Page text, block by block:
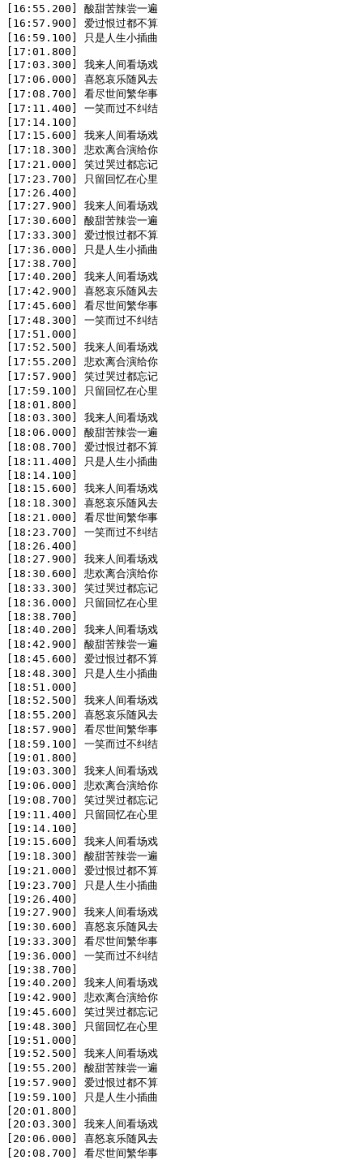
[16:55.200] 酸甜苦辣尝一遍
[16:57.900] 爱过恨过都不算
[16:59.100] 只是人生小插曲
[17:01.800]
[17:03.300] 我来人间看场戏
[17:06.000] 喜怒哀乐随风去
[17:08.700] 看尽世间繁华事
[17:11.400] 一笑而过不纠结
[17:14.100]
[17:15.600] 我来人间看场戏
[17:18.300] 悲欢离合演给你
[17:21.000] 笑过哭过都忘记
[17:23.700] 只留回忆在心里
[17:26.400]
[17:27.900] 我来人间看场戏
[17:30.600] 酸甜苦辣尝一遍
[17:33.300] 爱过恨过都不算
[17:36.000] 只是人生小插曲
[17:38.700]
[17:40.200] 我来人间看场戏
[17:42.900] 喜怒哀乐随风去
[17:45.600] 看尽世间繁华事
[17:48.300] 一笑而过不纠结
[17:51.000]
[17:52.500] 我来人间看场戏
[17:55.200] 悲欢离合演给你
[17:57.900] 笑过哭过都忘记
[17:59.100] 只留回忆在心里
[18:01.800]
[18:03.300] 我来人间看场戏
[18:06.000] 酸甜苦辣尝一遍
[18:08.700] 爱过恨过都不算
[18:11.400] 只是人生小插曲
[18:14.100]
[18:15.600] 我来人间看场戏
[18:18.300] 喜怒哀乐随风去
[18:21.000] 看尽世间繁华事
[18:23.700] 一笑而过不纠结
[18:26.400]
[18:27.900] 我来人间看场戏
[18:30.600] 悲欢离合演给你
[18:33.300] 笑过哭过都忘记
[18:36.000] 只留回忆在心里
[18:38.700]
[18:40.200] 我来人间看场戏
[18:42.900] 酸甜苦辣尝一遍
[18:45.600] 爱过恨过都不算
[18:48.300] 只是人生小插曲
[18:51.000]
[18:52.500] 我来人间看场戏
[18:55.200] 喜怒哀乐随风去
[18:57.900] 看尽世间繁华事
[18:59.100] 一笑而过不纠结
[19:01.800]
[19:03.300] 我来人间看场戏
[19:06.000] 悲欢离合演给你
[19:08.700] 笑过哭过都忘记
[19:11.400] 只留回忆在心里
[19:14.100]
[19:15.600] 我来人间看场戏
[19:18.300] 酸甜苦辣尝一遍
[19:21.000] 爱过恨过都不算
[19:23.700] 只是人生小插曲
[19:26.400]
[19:27.900] 我来人间看场戏
[19:30.600] 喜怒哀乐随风去
[19:33.300] 看尽世间繁华事
[19:36.000] 一笑而过不纠结
[19:38.700]
[19:40.200] 我来人间看场戏
[19:42.900] 悲欢离合演给你
[19:45.600] 笑过哭过都忘记
[19:48.300] 只留回忆在心里
[19:51.000]
[19:52.500] 我来人间看场戏
[19:55.200] 酸甜苦辣尝一遍
[19:57.900] 爱过恨过都不算
[19:59.100] 只是人生小插曲
[20:01.800]
[20:03.300] 我来人间看场戏
[20:06.000] 喜怒哀乐随风去
[20:08.700] 看尽世间繁华事